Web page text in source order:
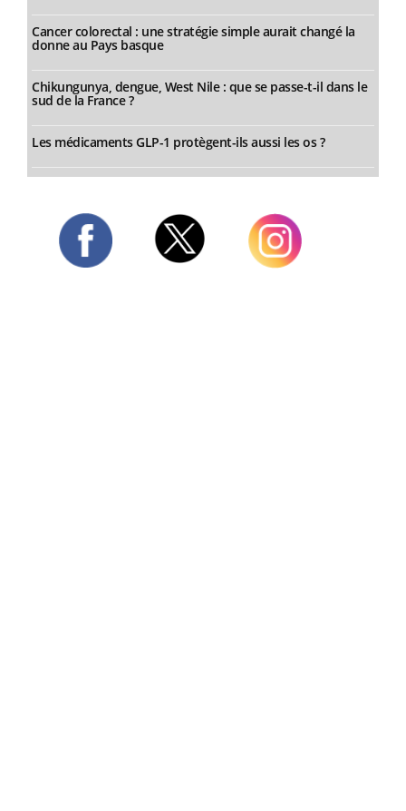
Cancer colorectal : une stratégie simple aurait changé la
donne au Pays basque
Chikungunya, dengue, West Nile : que se passe-t-il dans le
sud de la France ?
Les médicaments GLP-1 protègent-ils aussi les os ?